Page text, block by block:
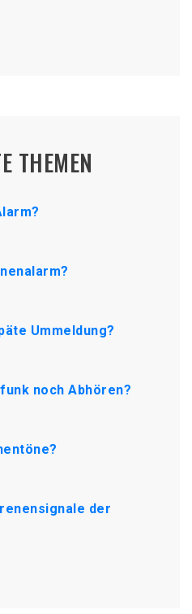
THEMEN
Ummeldung?
noch Abhören?
der